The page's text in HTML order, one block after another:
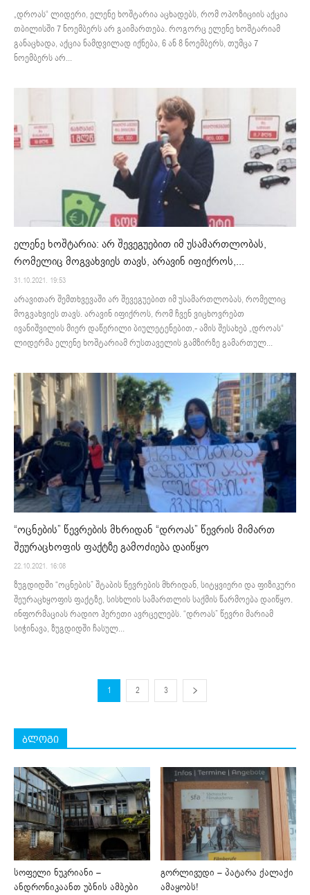
„დროას“ ლიდერი, ელენე ხოშტარია აცხადებს, რომ ოპოზიციის აქცია
თბილისში 7 ნოემბერს არ გაიმართება. როგორც ელენე ხოშტარიამ
განაცხადა, აქცია ნამდვილად იქნება, 6 ან 8 ნოემბერს, თუმცა 7
ნოემბერს არ...
ელენე ხოშტარია: არ შევეგუებით იმ უსამართლობას,
რომელიც მოგვახვიეს თავს, არავინ იფიქროს,...
31.10.2021. 19:53
არავითარ შემთხვევაში არ შევეგუებით იმ უსამართლობას, რომელიც
მოგვახვიეს თავს. არავინ იფიქროს, რომ ჩვენ ვიცხოვრებთ
ივანიშვილის მიერ დაწერილი ბიულეტენებით,- ამის შესახებ „დროას“
ლიდერმა ელენე ხოშტარიამ რუსთაველის გამზირზე გამართულ...
“ოცნების” წევრების მხრიდან “დროას” წევრის მიმართ
შეურაცხოფის ფაქტზე გამოძიება დაიწყო
22.10.2021. 16:08
ზუგდიდში “ოცნების” შტაბის წევრების მხრიდან, სიტყვიერი და ფიზიკური
შეურაცხყოფის ფაქტზე, სისხლის სამართლის საქმის წარმოება დაიწყო.
ინფორმაციას რადიო ჰერეთი ავრცელებს. “დროას” წევრი მარიამ
სიჭინავა, ზუგდიდში ჩასულ...
1 2 3
ბლოგი
სოფელი ნუკრიანი –
ანდრონიკაანთ უბნის ამბები
გორლივუდი – პატარა ქალაქი
ამაყობს!